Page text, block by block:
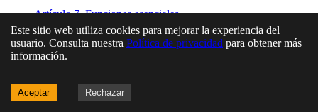
Artículo 7. Funciones esenciales
Este sitio web utiliza cookies para mejorar la experiencia del
usuario. Consulta nuestra Política de privacidad para obtener más
información.
Aceptar Rechazar